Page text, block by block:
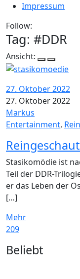
Impressum
Follow:
Tag: #DDR
Ansicht:
27. Oktober 2022
27. Oktober 2022
Markus
Entertainment,
Stasikomödie ist
Teil der DDR-
er das Leben der
[…]
Mehr
209
Widgets
Beliebt